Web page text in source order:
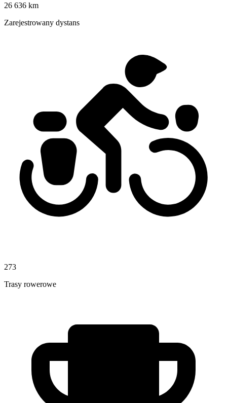
26 636 km
Zarejestrowany dystans
273
Trasy rowerowe